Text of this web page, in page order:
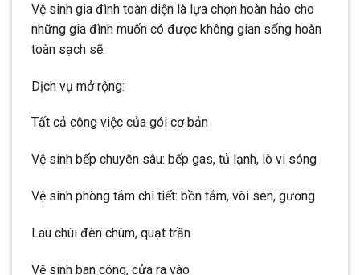
Vệ sinh gia đình toàn diện là lựa chọn hoàn hảo cho
những gia đình muốn có được không gian sống hoàn
toàn sạch sẽ.
Dịch vụ mở rộng:
Tất cả công việc của gói cơ bản
Vệ sinh bếp chuyên sâu: bếp gas, tủ lạnh, lò vi sóng
Vệ sinh phòng tắm chi tiết: bồn tắm, vòi sen, gương
Lau chùi đèn chùm, quạt trần
Vệ sinh ban công, cửa ra vào